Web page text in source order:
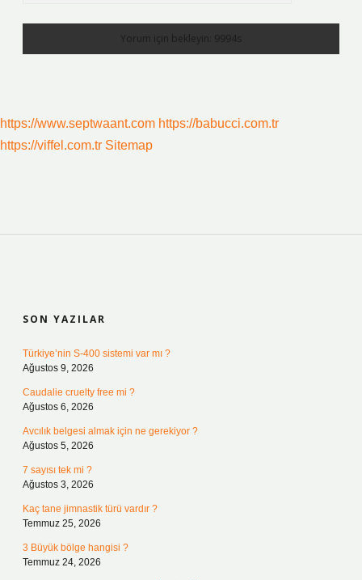
https://www.septwaant.com https://babucci.com.tr
https://viffel.com.tr Sitemap
SON YAZILAR
Türkiye’nin S-400 sistemi var mı ?
Ağustos 9, 2026
Caudalie cruelty free mi ?
Ağustos 6, 2026
Avcılık belgesi almak için ne gerekiyor ?
Ağustos 5, 2026
7 sayısı tek mi ?
Ağustos 3, 2026
Kaç tane jimnastik türü vardır ?
Temmuz 25, 2026
3 Büyük bölge hangisi ?
Temmuz 24, 2026